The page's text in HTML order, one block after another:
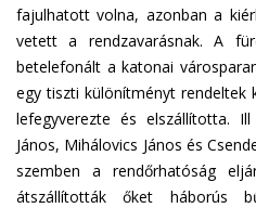
fajulhatott volna, azonban a
vetett a rendzavarásnak. A
betelefonált a katonai
egy tiszti különítményt rendeltek
lefegyverezte és elszállította.
János, Mihálovics János és
szemben a rendőrhatóság
átszállították őket háborús